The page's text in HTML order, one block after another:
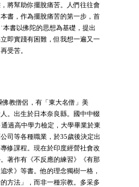
將幫助你擺脫痛苦。人們往往會
書，作為擺脫痛苦的第一步，首
本書以佛陀的思想為基礎，提出
即實踐有困難，但我想一遍又一
受苦。
教僧侶，有「東大名僧」美
。出生於日本奈良縣。國中中輟
過高中學力檢定，大學畢業於東
司等各種職業，於35歲後決定出
修課程。現在於印度經營社會改
著作有《不反應的練習》《有那
求》等書。他的理念獨樹一格，
方法」，而非一種宗教。多采多